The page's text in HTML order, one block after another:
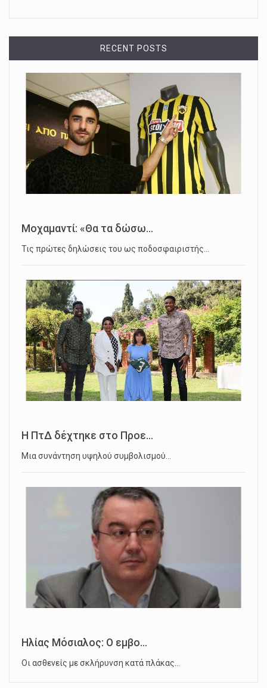
RECENT POSTS
Μοχαμαντί: «Θα τα δώσω...
Τις πρώτες δηλώσεις του ως ποδοσφαιριστής…
Η ΠτΔ δέχτηκε στο Προε...
Μια συνάντηση υψηλού συμβολισμού…
Ηλίας Μόσιαλος: Ο εμβο...
Οι ασθενείς με σκλήρυνση κατά πλάκας…